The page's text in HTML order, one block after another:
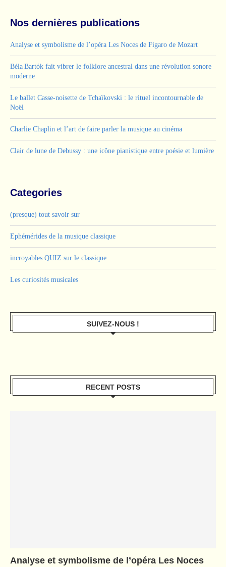
Nos dernières publications
Analyse et symbolisme de l’opéra Les Noces de Figaro de Mozart
Béla Bartók fait vibrer le folklore ancestral dans une révolution sonore
moderne
Le ballet Casse-noisette de Tchaïkovski : le rituel incontournable de
Noël
Charlie Chaplin et l’art de faire parler la musique au cinéma
Clair de lune de Debussy : une icône pianistique entre poésie et lumière
Categories
(presque) tout savoir sur
Ephémérides de la musique classique
incroyables QUIZ sur le classique
Les curiosités musicales
SUIVEZ-NOUS !
RECENT POSTS
Analyse et symbolisme de l’opéra Les Noces